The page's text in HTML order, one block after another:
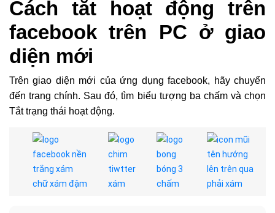
Cách tắt hoạt động trên
facebook trên PC ở giao
diện mới
Trên giao diện mới của ứng dụng facebook, hãy chuyển
đến trang chính. Sau đó, tìm biểu tượng ba chấm và chọn
Tắt trạng thái hoạt động.